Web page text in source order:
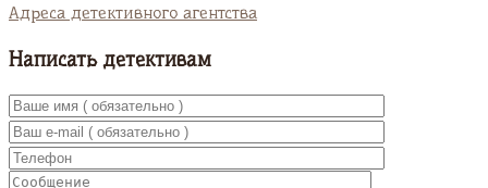
Адреса детективного агентства
Написать детективам